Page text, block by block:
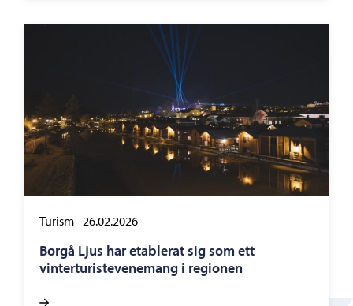
Turism- 26.02.2026
Borgå Ljus har etablerat sig som ett
vinterturistevenemang i regionen